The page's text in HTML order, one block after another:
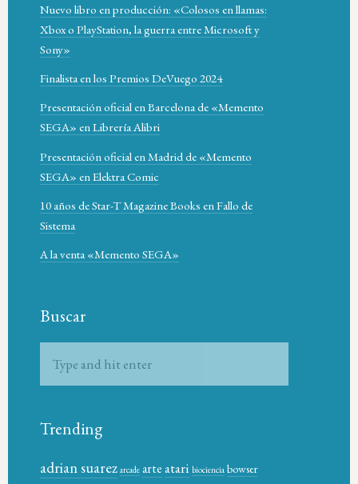
Nuevo libro en producción: «Colosos en llamas:
Xbox o PlayStation, la guerra entre Microsoft y
Sony»
Finalista en los Premios DeVuego 2024
Presentación oficial en Barcelona de «Memento
SEGA» en Librería Alibri
Presentación oficial en Madrid de «Memento
SEGA» en Elektra Comic
10 años de Star-T Magazine Books en Fallo de
Sistema
A la venta «Memento SEGA»
Buscar
Trending
adrian suarez arcade arteatari biociencia bowser